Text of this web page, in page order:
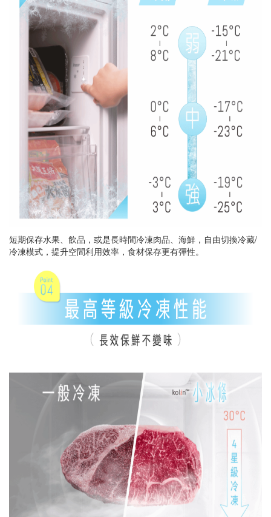
短期保存水果、飲品，或是長時間冷凍肉品、海鮮，自由切換冷藏/
冷凍模式，提升空間利用效率，食材保存更有彈性。